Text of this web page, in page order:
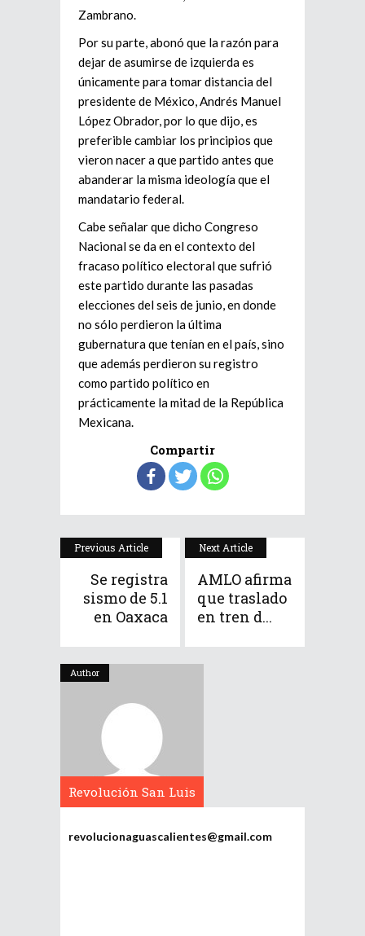
Zambrano.
Por su parte, abonó que la razón para
dejar de asumirse de izquierda es
únicamente para tomar distancia del
presidente de México, Andrés Manuel
López Obrador, por lo que dijo, es
preferible cambiar los principios que
vieron nacer a que partido antes que
abanderar la misma ideología que el
mandatario federal.
Cabe señalar que dicho Congreso
Nacional se da en el contexto del
fracaso político electoral que sufrió
este partido durante las pasadas
elecciones del seis de junio, en donde
no sólo perdieron la última
gubernatura que tenían en el país, sino
que además perdieron su registro
como partido político en
prácticamente la mitad de la República
Mexicana.
Compartir
Previous Article
Se registra
sismo de 5.1
en Oaxaca
Next Article
AMLO afirma
que traslado
en tren d...
Author
Revolución San Luis
revolucionaguascalientes@gmail.com